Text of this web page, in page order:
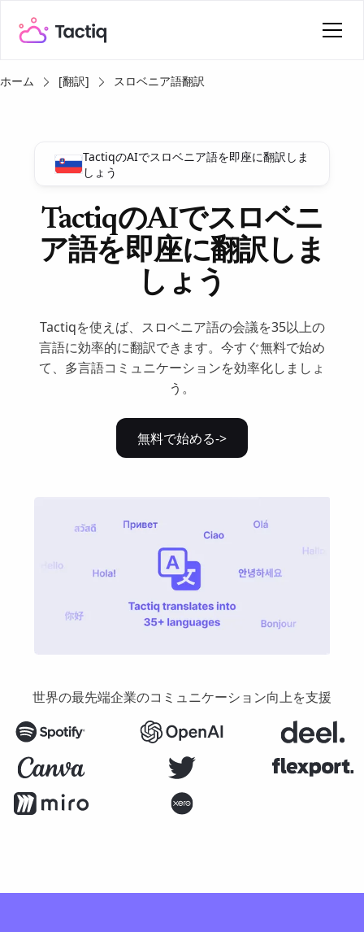
ホーム [翻訳] スロベニア語翻訳
TactiqのAIでスロベニア語を即座に翻訳しま
しょう
TactiqのAIでスロベニ
ア語を即座に翻訳しま
しょう
Tactiqを使えば、スロベニア語の会議を35以上の
言語に効率的に翻訳できます。今すぐ無料で始め
て、多言語コミュニケーションを効率化しましょ
う。
無料で始める->
世界の最先端企業のコミュニケーション向上を支援